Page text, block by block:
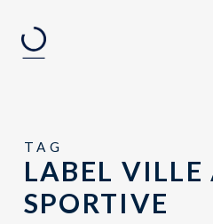
TAG
LABEL VILLE
SPORTIVE